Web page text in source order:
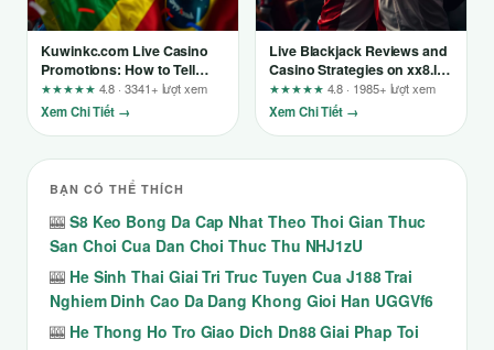
Kuwinkc.com Live Casino
Promotions: How to Tell
Which Weekly Offer Is
Actually Worth Your Time
★★★★★ 4.8 · 3341+ lượt xem
Xem Chi Tiết →
Live Blackjack Reviews and
Casino Strategies on xx8.la
– A Practical Guide for New
Players
★★★★★ 4.8 · 1985+ lượt xem
Xem Chi Tiết →
BẠN CÓ THỂ THÍCH
🎰 S8 Keo Bong Da Cap Nhat Theo Thoi Gian Thuc
San Choi Cua Dan Choi Thuc Thu NHJ1zU
🎰 He Sinh Thai Giai Tri Truc Tuyen Cua J188 Trai
Nghiem Dinh Cao Da Dang Khong Gioi Han UGGVf6
🎰 He Thong Ho Tro Giao Dich Dn88 Giai Phap Toi